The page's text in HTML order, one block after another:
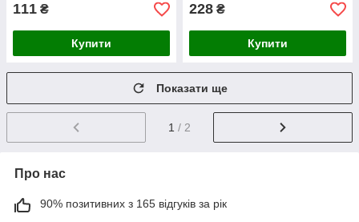
111 ₴
Купити
228 ₴
Купити
Показати ще
1 / 2
Про нас
90% позитивних з 165 відгуків за рік